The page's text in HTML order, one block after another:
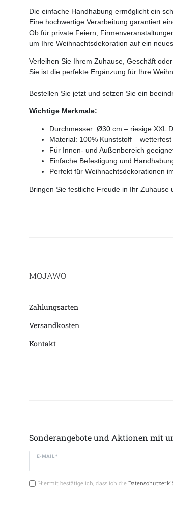
Die einfache Handhabung ermöglicht ein
Eine hochwertige Verarbeitung garantiert
Ob für private Feiern,
um Ihre Weihnachtsdekoration auf ein
Verleihen Sie Ihrem Zuhause, Geschäft
Sie ist die perfekte Ergänzung für Ihre
Bestellen Sie jetzt und setzen Sie ein
Wichtige Merkmale:
Durchmesser: Ø30 cm – riesige XXL
Material: 100% Kunststoff –
Für Innen- und Außenbereich
Einfache Befestigung und
Perfekt für Weihnachtsdekorationen
Bringen Sie festliche Freude in Ihr
MOJAWO
Zahlungsarten
Versandkosten
Kontakt
Sonderangebote und Aktionen mit
E-MAIL *
Hiermit bestätige ich, dass ich die